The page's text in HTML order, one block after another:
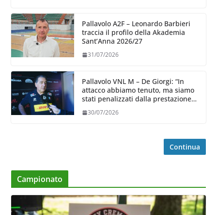
Pallavolo A2F – Leonardo Barbieri
traccia il profilo della Akademia
Sant’Anna 2026/27
31/07/2026
Pallavolo VNL M – De Giorgi: “In
attacco abbiamo tenuto, ma siamo
stati penalizzati dalla prestazione
30/07/2026
Continua
Campionato